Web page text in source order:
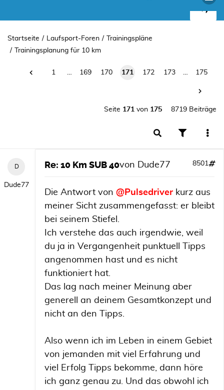
Startseite Laufsport-Foren
Trainingspläne
Trainingsplanung für 10 km
1 … 169 170 171 172 173 … 175
Seite 171 von 175 8719 Beiträge
Dude77
Re: 10 Km SUB 40 8501
von Dude77
Die Antwort von @Pulsedriver kurz aus
meiner Sicht zusammengefasst: er bleibt
bei seinem Stiefel.
Ich verstehe das auch irgendwie, weil
du ja in Vergangenheit punktuell Tipps
angenommen hast und es nicht
funktioniert hat.
Das lag nach meiner Meinung aber
generell an deinem Gesamtkonzept und
nicht an den Tipps.
Also wenn ich im Leben in einem Gebiet
von jemanden mit viel Erfahrung und
viel Erfolg Tipps bekomme, dann höre
ich ganz genau zu. Und das obwohl ich